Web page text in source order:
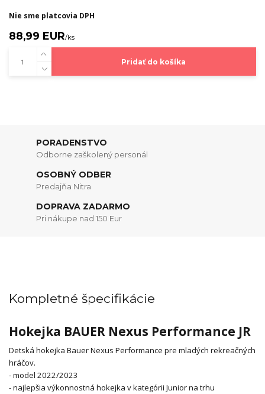
Nie sme platcovia DPH
88,99 EUR/ks
Pridať do košíka
PORADENSTVO
Odborne zaškolený personál
OSOBNÝ ODBER
Predajňa Nitra
DOPRAVA ZADARMO
Pri nákupe nad 150 Eur
Kompletné špecifikácie
Hokejka BAUER Nexus Performance JR
Detská hokejka Bauer Nexus Performance pre mladých rekreačných
hráčov.
- model 2022/2023
- najlepšia výkonnostná hokejka v kategórii Junior na trhu